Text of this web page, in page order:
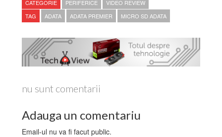
CATEGORIE PERIFERICE
VIDEO REVIEW
TAG
ADATA ADATA PREMIER MICRO SD ADATA
nu sunt comentarii
Adauga un comentariu
Email-ul nu va fi facut public.